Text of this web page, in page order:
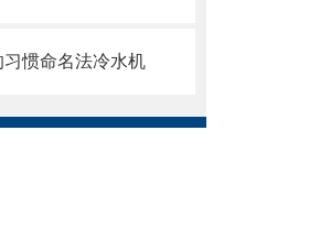
惯命名法冷水机